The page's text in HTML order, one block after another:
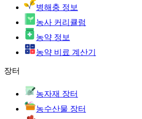
병해충 정보
농사 커리큘럼
농약 정보
농약 비료 계산기
장터
농자재 장터
농수산물 장터